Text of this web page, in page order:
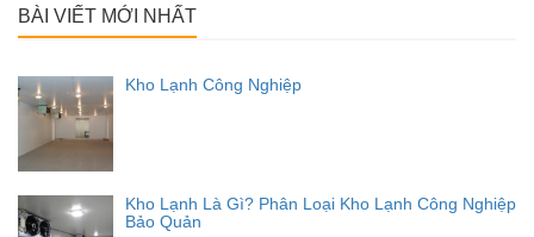
BÀI VIẾT MỚI NHẤT
Kho Lạnh Công Nghiệp
Kho Lạnh Là Gì? Phân Loại Kho Lạnh Công Nghiệp
Bảo Quản